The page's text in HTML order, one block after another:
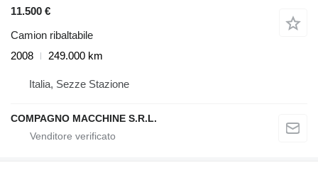
11.500 €
Camion ribaltabile
2008
249.000 km
Italia, Sezze Stazione
COMPAGNO MACCHINE S.R.L.